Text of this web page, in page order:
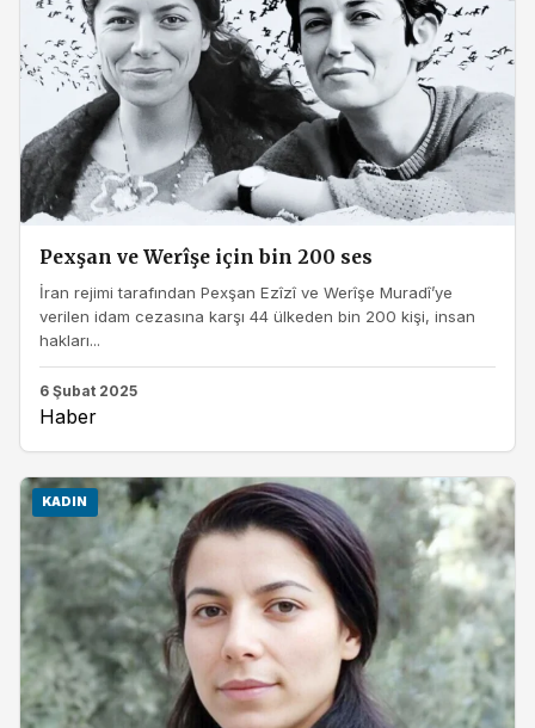
Pexşan ve Werîşe için bin 200 ses
İran rejimi tarafından Pexşan Ezîzî ve Werîşe Muradî’ye
verilen idam cezasına karşı 44 ülkeden bin 200 kişi, insan
hakları...
6 Şubat 2025
Haber
KADIN